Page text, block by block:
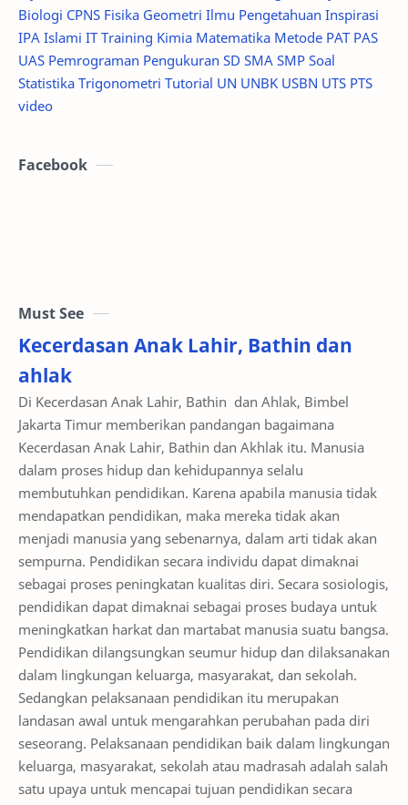
IPA Islami IT Training Kimia Matematika Metode PAT PAS
UAS Pemrograman Pengukuran SD SMA SMP Soal
Statistika Trigonometri Tutorial UN UNBK USBN UTS PTS
video
Kecerdasan Anak Lahir, Bathin dan
ahlak
Di Kecerdasan Anak Lahir, Bathin dan Ahlak, Bimbel
Jakarta Timur memberikan pandangan bagaimana
Kecerdasan Anak Lahir, Bathin dan Akhlak itu. Manusia
dalam proses hidup dan kehidupannya selalu
membutuhkan pendidikan. Karena apabila manusia tidak
mendapatkan pendidikan, maka mereka tidak akan
menjadi manusia yang sebenarnya, dalam arti tidak akan
sempurna. Pendidikan secara individu dapat dimaknai
sebagai proses peningkatan kualitas diri. Secara sosiologis,
pendidikan dapat dimaknai sebagai proses budaya untuk
meningkatkan harkat dan martabat manusia suatu bangsa.
Pendidikan dilangsungkan seumur hidup dan dilaksanakan
dalam lingkungan keluarga, masyarakat, dan sekolah.
Sedangkan pelaksanaan pendidikan itu merupakan
landasan awal untuk mengarahkan perubahan pada diri
seseorang. Pelaksanaan pendidikan baik dalam lingkungan
keluarga, masyarakat, sekolah atau madrasah adalah salah
satu upaya untuk mencapai tujuan pendidikan secara
umum, yaitu tujuan pendidikan nasional sebagai...